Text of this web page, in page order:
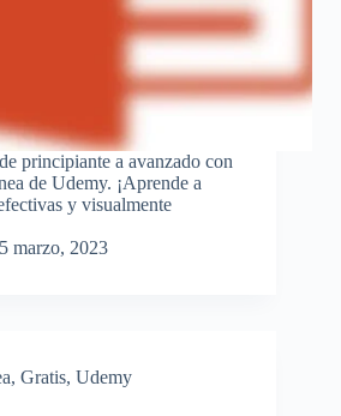
principiante a avanzado con
de Udemy. ¡Aprende a
y visualmente
marzo, 2023
, Gratis, Udemy